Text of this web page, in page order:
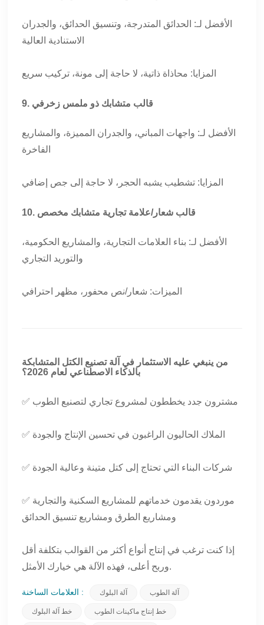
الأفضل لـ: الحدائق المتدرجة، وتنسيق الحدائق، والجدران
الاستنادية العالية
المزايا: محاذاة ذاتية، لا حاجة إلى مونة، تركيب سريع
9. قالب متشابك ذو ملمس زخرفي
الأفضل لـ: واجهات المباني، والجدران المميزة، والمشاريع
الفاخرة
المزايا: تشطيب يشبه الحجر، لا حاجة إلى جص إضافي
10. قالب شعار/علامة تجارية متشابك مخصص
الأفضل لـ: بناء العلامات التجارية، والمشاريع الحكومية،
والتوريد التجاري
الميزات: شعار/نص محفور، مظهر احترافي
من ينبغي عليه الاستثمار في آلة تصنيع الكتل المتشابكة
بالذكاء الاصطناعي لعام 2026؟
✅ مشترون جدد يخططون لمشروع تجاري لتصنيع الطوب
✅ الملاك الحاليون الراغبون في تحسين الإنتاج والجودة
✅ شركات البناء التي تحتاج إلى كتل متينة وعالية الجودة
✅ موردون يقدمون خدماتهم للمشاريع السكنية والتجارية
ومشاريع الطرق ومشاريع تنسيق الحدائق
إذا كنت ترغب في إنتاج أنواع أكثر من القوالب بتكلفة أقل
وربح أعلى، فهذه الآلة هي خيارك الأمثل.
العلامات الساخنة : آلة البلوك آلة الطوب
خط آلة البلوك خط إنتاج ماكينات الطوب